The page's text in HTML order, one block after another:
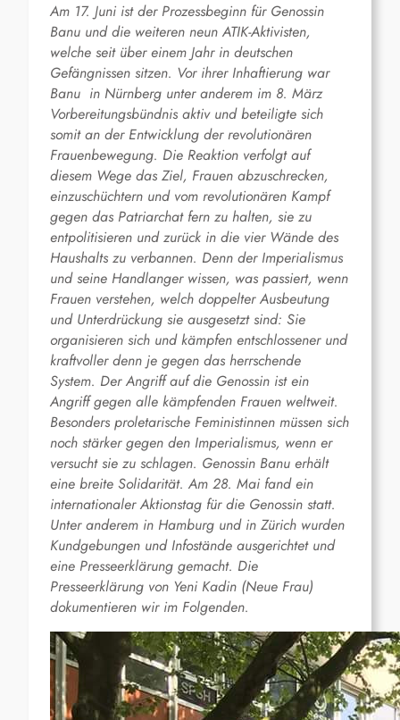
Am 17. Juni ist der Prozessbeginn für Genossin
Banu und die weiteren neun ATIK-Aktivisten,
welche seit über einem Jahr in deutschen
Gefängnissen sitzen. Vor ihrer Inhaftierung war
Banu in Nürnberg unter anderem im 8. März
Vorbereitungsbündnis aktiv und beteiligte sich
somit an der Entwicklung der revolutionären
Frauenbewegung. Die Reaktion verfolgt auf
diesem Wege das Ziel, Frauen abzuschrecken,
einzuschüchtern und vom revolutionären Kampf
gegen das Patriarchat fern zu halten, sie zu
entpolitisieren und zurück in die vier Wände des
Haushalts zu verbannen. Denn der Imperialismus
und seine Handlanger wissen, was passiert, wenn
Frauen verstehen, welch doppelter Ausbeutung
und Unterdrückung sie ausgesetzt sind: Sie
organisieren sich und kämpfen entschlossener und
kraftvoller denn je gegen das herrschende
System. Der Angriff auf die Genossin ist ein
Angriff gegen alle kämpfenden Frauen weltweit.
Besonders proletarische Feministinnen müssen sich
noch stärker gegen den Imperialismus, wenn er
versucht sie zu schlagen. Genossin Banu erhält
eine breite Solidarität. Am 28. Mai fand ein
internationaler Aktionstag für die Genossin statt.
Unter anderem in Hamburg und in Zürich wurden
Kundgebungen und Infostände ausgerichtet und
eine Presseerklärung gemacht. Die
Presseerklärung von Yeni Kadin (Neue Frau)
dokumentieren wir im Folgenden.